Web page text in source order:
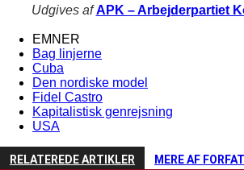
Udgives afAPK – Arbejderpartiet
EMNER
Bag linjerne
Cuba
Den nordiske model
Fidel Castro
Kapitalistisk genrejsning
USA
RELATEREDE ARTIKLER MERE AF